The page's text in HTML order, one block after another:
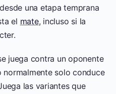
una etapa temprana
el mate, incluso si la
juega contra un oponente
solo conduce
las variantes que